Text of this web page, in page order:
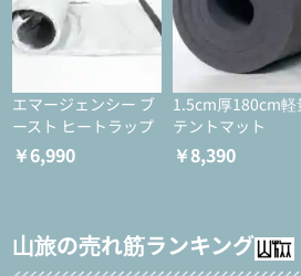
エマージェンシー ブ
ースト ヒートラップ
￥6,990
1.5cm厚180cm軽
テントマット
￥8,390
山旅の売れ筋ランキング